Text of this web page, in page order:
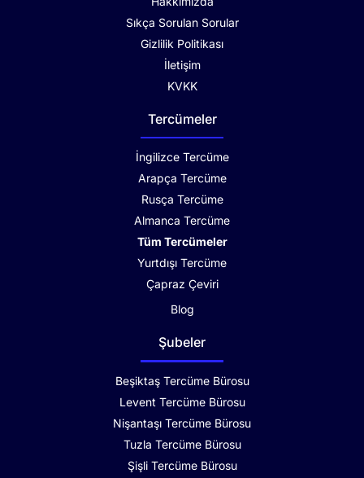
Sıkça Sorulan Sorular
Gizlilik Politikası
İletişim
KVKK
Tercümeler
İngilizce Tercüme
Arapça Tercüme
Rusça Tercüme
Almanca Tercüme
Tüm Tercümeler
Yurtdışı Tercüme
Çapraz Çeviri
Blog
Şubeler
Beşiktaş Tercüme Bürosu
Levent Tercüme Bürosu
Nişantaşı Tercüme Bürosu
Tuzla Tercüme Bürosu
Şişli Tercüme Bürosu